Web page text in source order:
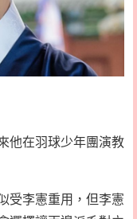
他在羽球少年團演教
受李憲重用，但李憲